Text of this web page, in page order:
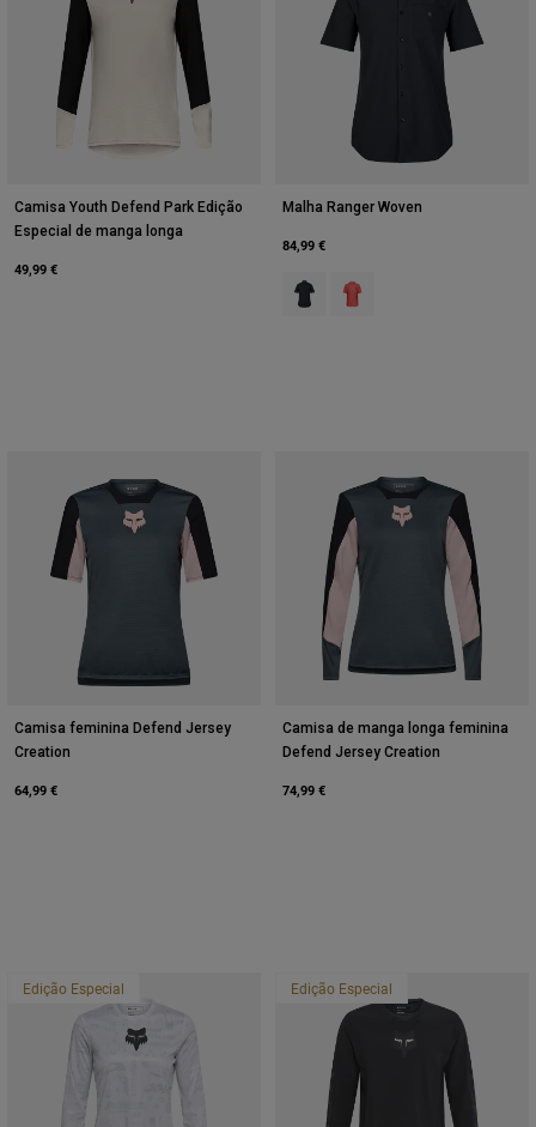
Camisa Youth Defend Park Edição
Especial de manga longa
49,99 €
Malha Ranger Woven
84,99 €
Product swatch type of Preto.
Product swatch type of
Camisa feminina Defend Jersey
Creation
64,99 €
Camisa de manga longa feminina
Defend Jersey Creation
74,99 €
Edição Especial Edição Especial